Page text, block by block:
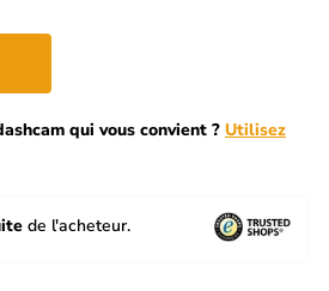
qui vous convient ? Utilisez
de l'acheteur.